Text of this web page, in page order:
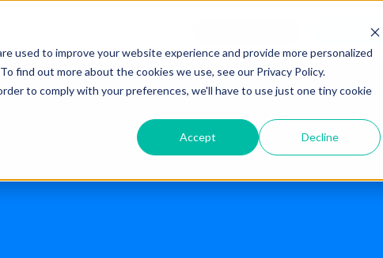
used to improve your website experience and provide more personalized
find out more about the cookies we use, see our Privacy Policy.
to comply with your preferences, we'll have to use just one tiny cookie
Accept Decline
Agendar